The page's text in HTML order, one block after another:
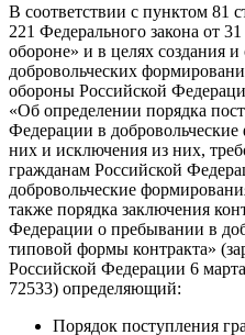
В соответствии с пунктом 81
221 Федерального закона от
обороне» и в целях создания и
добровольческих
обороны Российской
«Об определении порядка
Федерации в
них и исключения из них,
гражданам Российской
добровольческие
также порядка заключения
Федерации о пребывании в
типовой формы контракта»
Российской Федерации 6
72533) определяющий:
Порядок поступления